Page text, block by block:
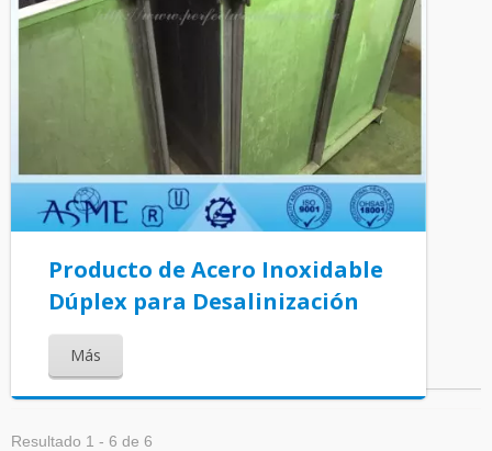
Producto de Acero Inoxidable
Dúplex para Desalinización
Más
Resultado 1 - 6 de 6